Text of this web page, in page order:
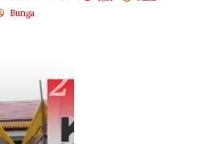
Bunga
2